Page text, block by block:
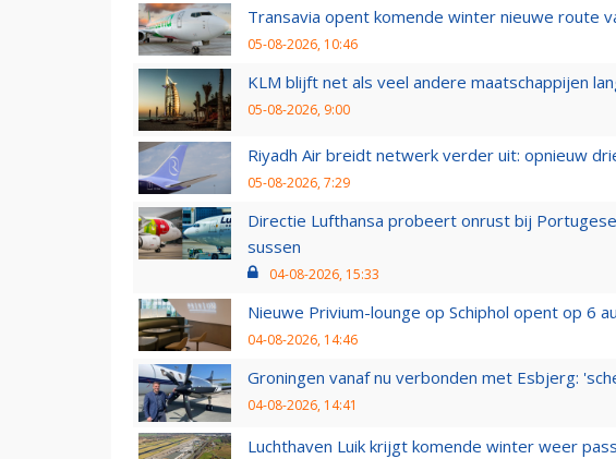
Transavia opent komende winter nieuwe route
05-08-2026, 10:46
KLM blijft net als veel andere maatschappijen
05-08-2026, 9:00
Riyadh Air breidt netwerk verder uit: opnieuw
05-08-2026, 7:29
Directie Lufthansa probeert onrust bij
sussen
04-08-2026, 15:33
Nieuwe Privium-lounge op Schiphol opent op 6
04-08-2026, 14:46
Groningen vanaf nu verbonden met Esbjerg:
04-08-2026, 14:41
Luchthaven Luik krijgt komende winter weer